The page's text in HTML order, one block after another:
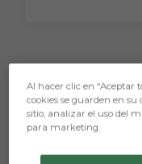
Aún no hay reacciones.
Al hacer clic en “Aceptar
cookies se guarden en
sitio, analizar el uso del
para marketing.